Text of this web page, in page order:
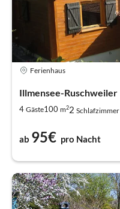
Ferienhaus
Illmensee-Ruschweiler
4 Gäste100 m22 Schlafzimmer
ab 95€ pro Nacht